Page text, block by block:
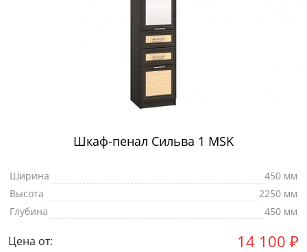
Шкаф-пенал Сильва 1 MSK
Ширина
450 мм
Высота
2250 мм
Глубина
450 мм
Цена от: 14 100 ₽